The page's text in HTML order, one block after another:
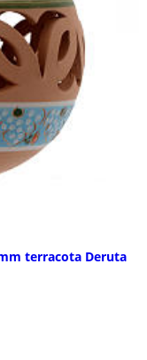
terracota Deruta